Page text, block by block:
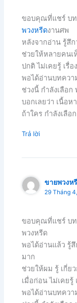
ขอบคุณที่แชร์ บท
พวงหรีดงานศพ
หลังจากอ่าน รู้สึ
ช่วยให้หลายคนเ
ปกติ ไม่เคยรู้ เรื่
พอได้อ่านบทควา
ช่วงนี้ กำลังเลือก
บอกเลยว่า เนื้อห
ถ้าใคร กำลังเลื
Trả lời
ขายพวงห
29 Tháng
ขอบคุณที่แชร์ บท
พวงหรีด
พอได้อ่านแล้ว รู้สึ
มาก
ช่วยให้ผม รู้ เกี่ย
เมื่อก่อน ไม่เคยรู้
พอได้อ่านบทควา